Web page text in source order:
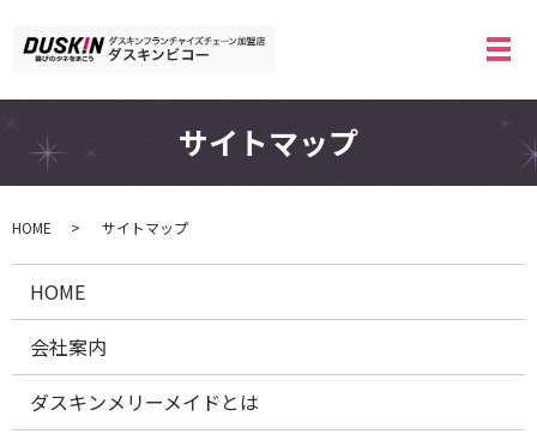
メ
サイトマップ
HOME サイトマップ
HOME
会社案内
ダスキンメリーメイドとは